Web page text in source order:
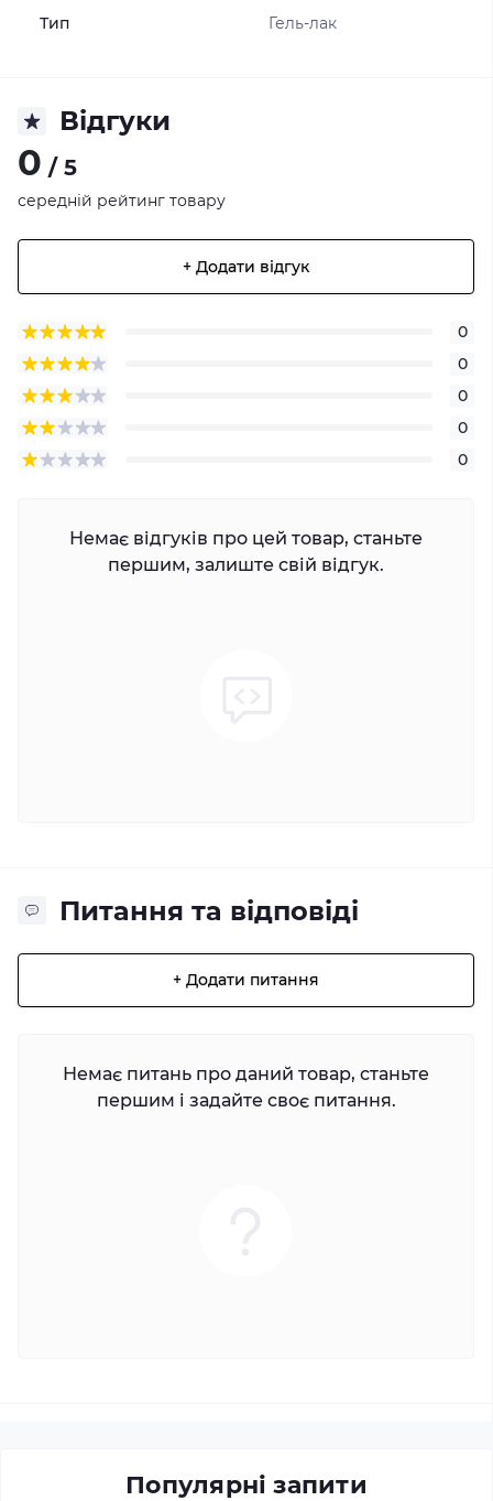
Тип Гель-лак
Відгуки
0 / 5
середній рейтинг товару
+ Додати відгук
0
0
0
0
0
Немає відгуків про цей товар, станьте
першим, залиште свій відгук.
Питання та відповіді
+ Додати питання
Немає питань про даний товар, станьте
першим і задайте своє питання.
Популярні запити